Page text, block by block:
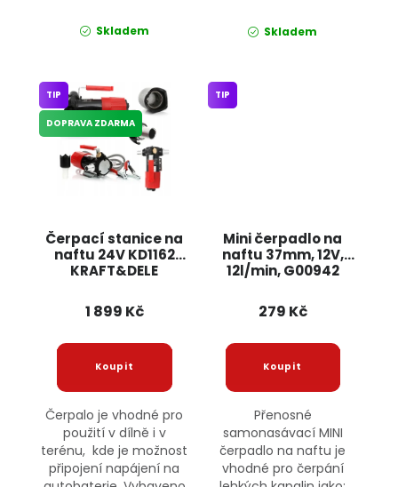
Skladem Skladem
Čerpací stanice na
naftu 24V KD1162
KRAFT&DELE
TIP
DOPRAVA ZDARMA
1 899 Kč
Čerpalo je vhodné pro
použití v dílně i v
terénu, kde je možnost
připojení napájení na
Mini čerpadlo na
naftu 37mm, 12V,
12l/min, G00942
TIP
279 Kč
Přenosné
samonasávací MINI
čerpadlo na naftu je
vhodné pro čerpání